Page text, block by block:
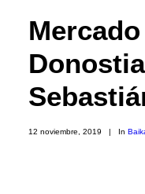
12 noviembre, 2019 | In